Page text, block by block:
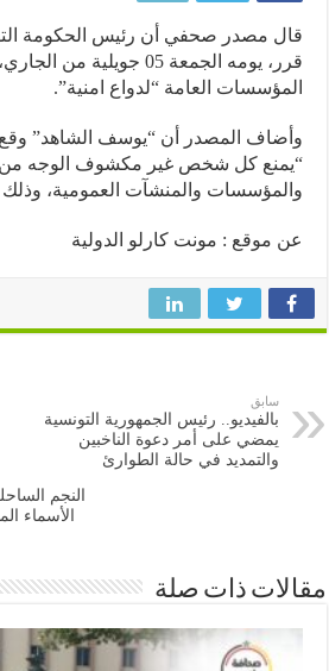
مصدر صحفي أن رئيس الحكومة
قرر، يومه الجمعة 05 جويلية من
العامة “لدواع امنية”.
المصدر أن “يوسف الشاهد” وقع
كل شخص غير مكشوف الوجه من دخول
والمنشآت العمومية، وذلك لدواع
موقع : مونت كارلو الدولية
بالفيديو.. رئيس الجمهورية التونسية
يمضي على أمر دعوة الناخبين
والتمديد في حالة الطوارئ
النجم الساحلي
الأسماء
ذات صلة